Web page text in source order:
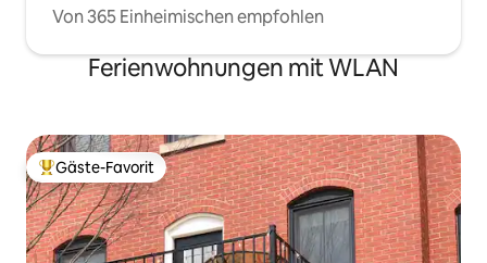
Von 365 Einheimischen empfohlen
Ferienwohnungen mit WLAN
Beliebter Gäste-Favorit.
Gäste-Favorit